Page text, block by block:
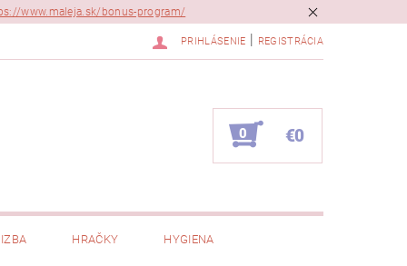
www.maleja.sk/bonus-program/
PRIHLÁSENIE REGISTRÁCIA
0 €0
HRAČKY HYGIENA